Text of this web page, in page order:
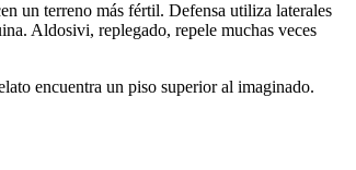
un terreno más fértil. Defensa utiliza laterales
Aldosivi, replegado, repele muchas veces
encuentra un piso superior al imaginado.